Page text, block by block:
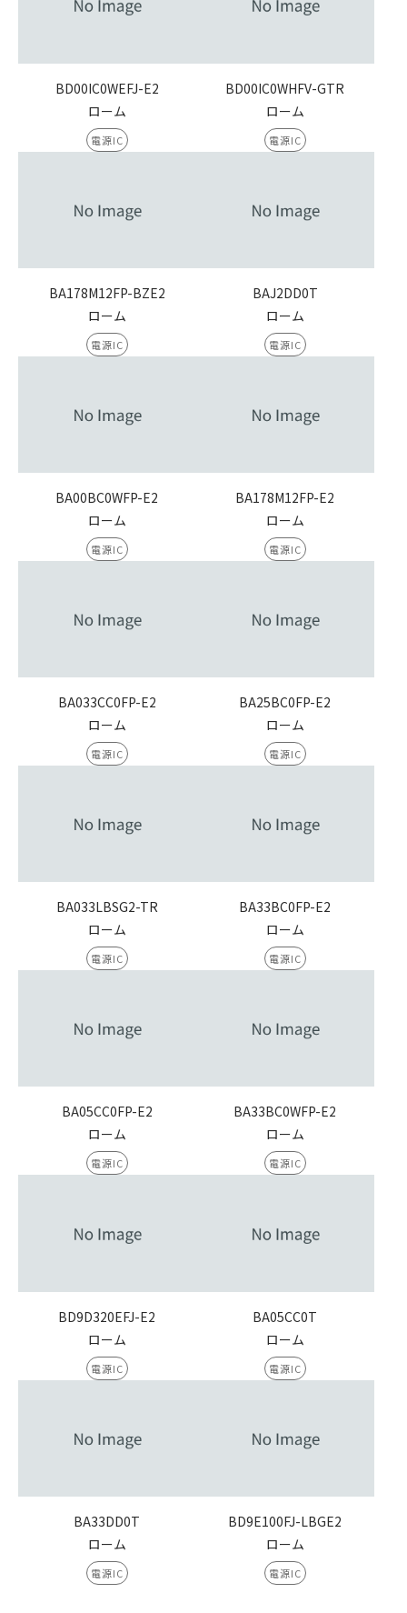
BD00IC0WEFJ-E2
ローム
電源IC
BD00IC0WHFV-GTR
ローム
電源IC
BA178M12FP-BZE2
ローム
電源IC
BAJ2DD0T
ローム
電源IC
BA00BC0WFP-E2
ローム
電源IC
BA178M12FP-E2
ローム
電源IC
BA033CC0FP-E2
ローム
電源IC
BA25BC0FP-E2
ローム
電源IC
BA033LBSG2-TR
ローム
電源IC
BA33BC0FP-E2
ローム
電源IC
BA05CC0FP-E2
ローム
電源IC
BA33BC0WFP-E2
ローム
電源IC
BD9D320EFJ-E2
ローム
電源IC
BA05CC0T
ローム
電源IC
BA33DD0T
ローム
電源IC
BD9E100FJ-LBGE2
ローム
電源IC